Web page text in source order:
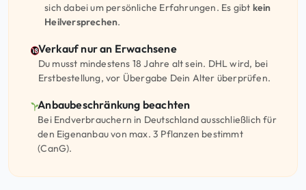
sich dabei um persönliche Erfahrungen. Es gibt kein
Heilversprechen.
Verkauf nur an Erwachsene
Du musst mindestens 18 Jahre alt sein. DHL wird, bei
Erstbestellung, vor Übergabe Dein Alter überprüfen.
Anbaubeschränkung beachten
Bei Endverbrauchern in Deutschland ausschließlich für
den Eigenanbau von max. 3 Pflanzen bestimmt
(CanG).